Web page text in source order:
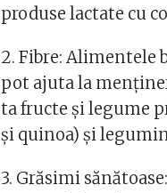
produse lactate cu
2. Fibre: Alimentele
pot ajuta la
ta fructe și legume
și quinoa) și
3. Grăsimi